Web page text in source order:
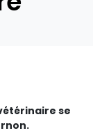
se